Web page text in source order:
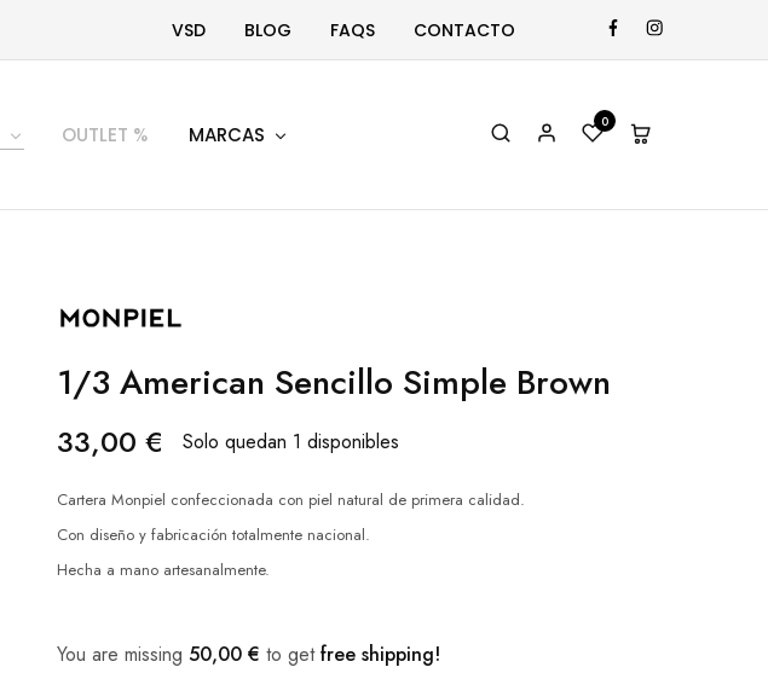
VSD BLOG FAQS CONTACTO
OUTLET % MARCAS
0
1/3 American Sencillo Simple Brown
33,00 € Solo quedan 1 disponibles
Cartera Monpiel confeccionada con piel natural de primera calidad.
Con diseño y fabricación totalmente nacional.
Hecha a mano artesanalmente.
You are missing 50,00 € to getfree shipping!